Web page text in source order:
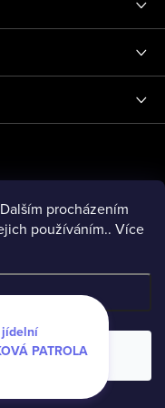
procházením
používáním.. Více
práva vyhrazena.
PATROLA